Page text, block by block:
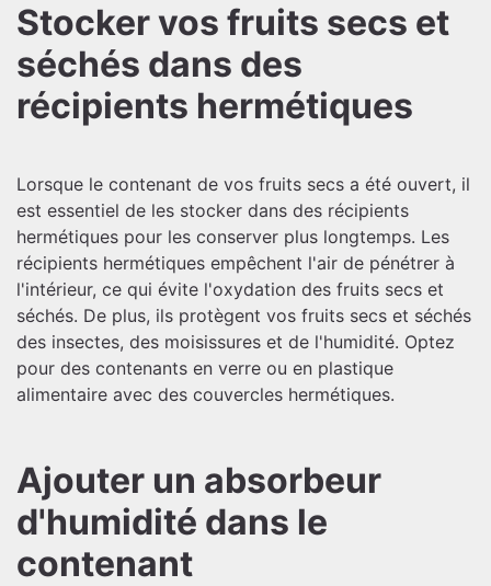
Stocker vos fruits secs et
séchés dans des
récipients hermétiques
Lorsque le contenant de vos fruits secs a été ouvert, il
est essentiel de les stocker dans des récipients
hermétiques pour les conserver plus longtemps. Les
récipients hermétiques empêchent l'air de pénétrer à
l'intérieur, ce qui évite l'oxydation des fruits secs et
séchés. De plus, ils protègent vos fruits secs et séchés
des insectes, des moisissures et de l'humidité. Optez
pour des contenants en verre ou en plastique
alimentaire avec des couvercles hermétiques.
Ajouter un absorbeur
d'humidité dans le
contenant